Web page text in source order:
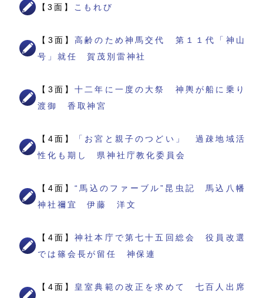
【3面】 こもれび
【3面】高齢のため神馬交代 第１１代「神山
号」就任 賀茂別雷神社
【3面】十二年に一度の大祭 神輿が船に乗り
渡御 香取神宮
【4面】
「お宮と親子のつどい」 過疎地域活
性化も期し 県神社庁教化委員会
【4面】“馬込のファーブル”昆虫記 馬込八幡
神社禰宜 伊藤 洋文
【4面】神社本庁で第七十五回総会 役員改選
では篠会長が留任 神保連
【4面】 皇室典範の改正を求めて 七百人出席